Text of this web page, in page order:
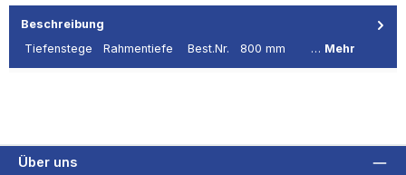
Beschreibung
Tiefenstege Rahmentiefe Best.Nr. 800 mm … Mehr
Über uns